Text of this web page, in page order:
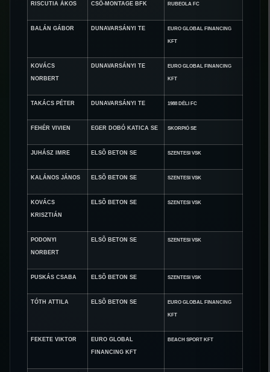
RISCUTIA ÁKOS CSÕ-MONTAGE BFK RUBEOLA FC
BALÁN GÁBOR DUNAVARSÁNYI TE EURO GLOBAL FINANCING
KFT
KOVÁCS
NORBERT
DUNAVARSÁNYI TE EURO GLOBAL FINANCING
KFT
TAKÁCS PÉTER DUNAVARSÁNYI TE 1988 DÉLI FC
FEHÉR VIVIEN EGER DOBÓ KATICA SE SKORPIÓ SE
JUHÁSZ IMRE ELSÕ BETON SE SZENTESI VSK
KALÁNOS JÁNOS ELSÕ BETON SE SZENTESI VSK
KOVÁCS
KRISZTIÁN
ELSÕ BETON SE SZENTESI VSK
PODONYI
NORBERT
ELSÕ BETON SE SZENTESI VSK
PUSKÁS CSABA ELSÕ BETON SE SZENTESI VSK
TÓTH ATTILA ELSÕ BETON SE EURO GLOBAL FINANCING
KFT
FEKETE VIKTOR EURO GLOBAL
FINANCING KFT
BEACH SPORT KFT